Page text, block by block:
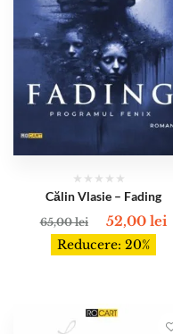
Călin Vlasie – Fading
65,00lei 52,00 lei
Reducere: 20%